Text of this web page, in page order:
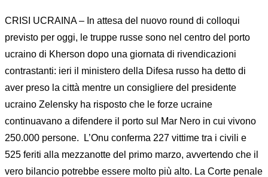
CRISI UCRAINA – In attesa del nuovo round di colloqui
previsto per oggi, le truppe russe sono nel centro del porto
ucraino di Kherson dopo una giornata di rivendicazioni
contrastanti: ieri il ministero della Difesa russo ha detto di
aver preso la città mentre un consigliere del presidente
ucraino Zelensky ha risposto che le forze ucraine
continuavano a difendere il porto sul Mar Nero in cui vivono
250.000 persone. L’Onu conferma 227 vittime tra i civili e
525 feriti alla mezzanotte del primo marzo, avvertendo che il
vero bilancio potrebbe essere molto più alto. La Corte penale